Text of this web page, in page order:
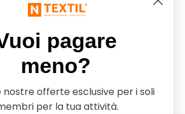
pagare
meno?
nostre offerte esclusive per i soli
per la tua attività.